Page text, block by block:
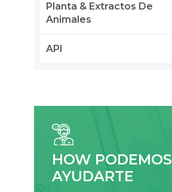
Planta & Extractos De
Animales
API
HOW PODEMOS
AYUDARTE